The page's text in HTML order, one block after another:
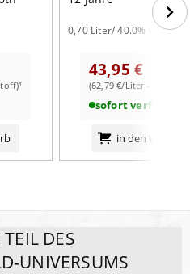
0,70 Liter/ 40.0% vol
43,95 €
(62,79 €/Liter - mit
sofort verfügbar
in den
DES
UNIVERSUMS